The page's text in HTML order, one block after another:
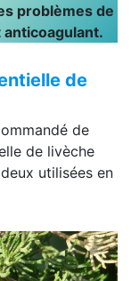
problèmes de
de
de
de livèche
utilisées en